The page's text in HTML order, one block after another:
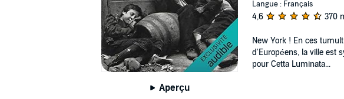
Aperçu
Langue : Français
4,6 370
New York ! En ces
d'Européens, la ville est
pour Cetta Luminata...